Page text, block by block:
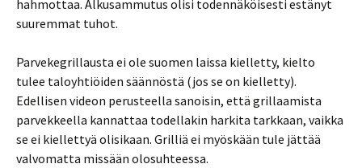
hahmottaa. Alkusammutus olisi todennäköisesti estänyt
suuremmat tuhot.
Parvekegrillausta ei ole suomen laissa kielletty, kielto
tulee taloyhtiöiden säännöstä (jos se on kielletty).
Edellisen videon perusteella sanoisin, että grillaamista
parvekkeella kannattaa todellakin harkita tarkkaan, vaikka
se ei kiellettyä olisikaan. Grilliä ei myöskään tule jättää
valvomatta missään olosuhteessa.